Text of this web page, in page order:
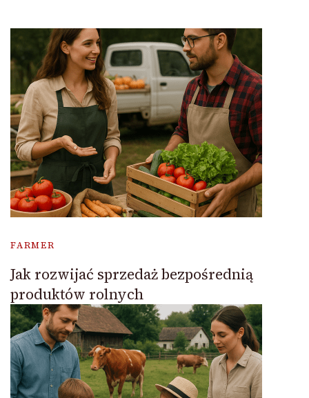
FARMER
Jak rozwijać sprzedaż bezpośrednią
produktów rolnych